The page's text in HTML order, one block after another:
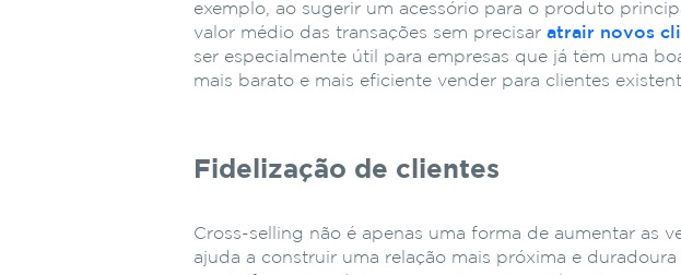
exemplo, ao sugerir um acessório para o produto
valor médio das transações sem precisaratrair novos
ser especialmente útil para empresas que já têm uma
mais barato e mais eficiente vender para clientes
Fidelização de clientes
Cross-selling não é apenas uma forma de aumentar as
ajuda a construir uma relação mais próxima e